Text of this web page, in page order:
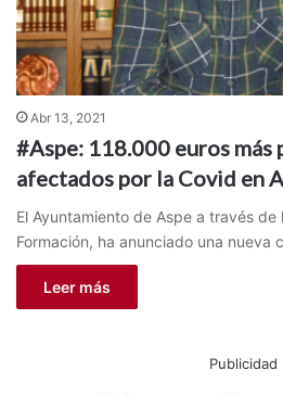
Abr 13, 2021
#Aspe: 118.000 euros más
afectados por la Covid en
El Ayuntamiento de Aspe a través
Formación, ha anunciado una
Leer más
Publicidad